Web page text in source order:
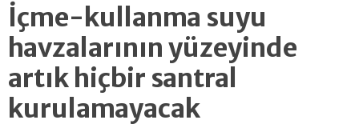
İçme-kullanma suyu
havzalarının yüzeyinde
artık hiçbir santral
kurulamayacak